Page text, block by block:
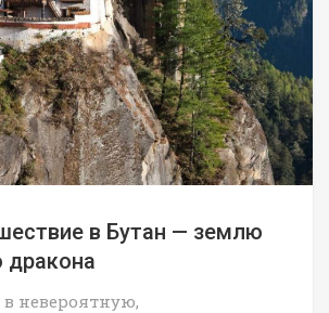
в Бутан — землю
дракона
невероятную,